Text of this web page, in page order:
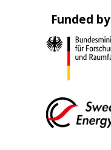
Funded by